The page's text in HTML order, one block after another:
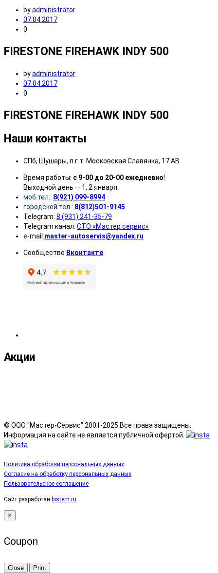
byadministrator
07.04.2017
0
FIRESTONE FIREHAWK INDY 500
byadministrator
07.04.2017
0
FIRESTONE FIREHAWK INDY 500
Наши контакты
СПб, Шушары, п.г.т. Московская Славянка, 17 АВ
Время работы: с 9-00 до 20-00 ежедневно!
Выходной день — 1, 2 января.
моб.тел.: 8(921) 099-8994
городской тел.: 8(812)501-9145
Telegram: 8 (931) 241-35-79
Telegram канал: СТО «Мастер сервис»
e-mail:master-autoservis@yandex.ru
Сообщество Вконтакте
Акции
© ООО "Мастер-Сервис" 2001-2025 Все права защищены.
Информация на сайте не является публичной офертой.
Политика обработки персональных данных
Согласие на обработку персональных данных
Пользовательское соглашение
Сайт разработан bistem.ru
×
Coupon
Close Print